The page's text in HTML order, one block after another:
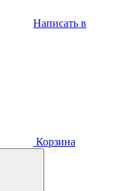
Написать в
Корзина